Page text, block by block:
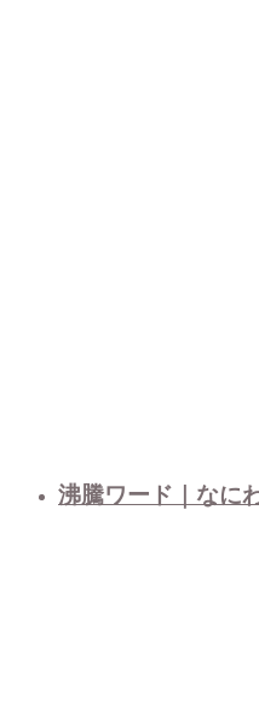
沸騰ワード｜なに